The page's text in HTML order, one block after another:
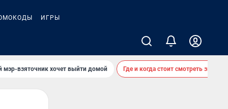
ИГРЫ
мэр-взяточник хочет выйти домой Где и когда стоит смотреть